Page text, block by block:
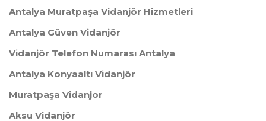
Antalya Muratpaşa Vidanjör Hizmetleri
Antalya Güven Vidanjör
Vidanjör Telefon Numarası Antalya
Antalya Konyaaltı Vidanjör
Muratpaşa Vidanjor
Aksu Vidanjör